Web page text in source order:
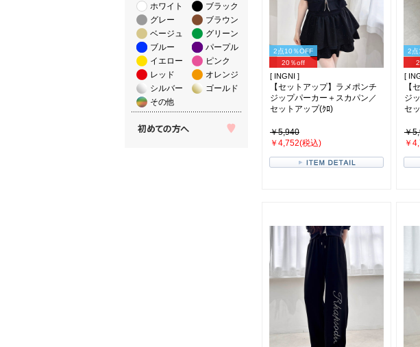
ホワイト
ブラック
グレー
ブラウン
ベージュ
グリーン
ブルー
パープル
イエロー
ピンク
レッド
オレンジ
シルバー
ゴールド
その他
2点10％OFF
20％off
[ INGNI ]
【セットアップ】ラメポンチ
ジップパーカー＋スカパン／
セットアップ(ｸﾛ)
￥5,940
￥4,752(税込)
2点
[
【
ジ
セ
￥
￥